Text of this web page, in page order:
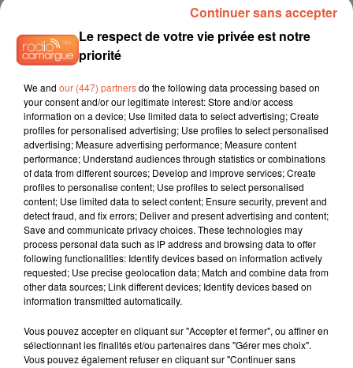
d'une « brigade sanitaire » chargée d'identifier les personnes
atteintes par le coronavirus et d'éviter l'apparition de
nouveaux foyers d'infection. Les brigades seront composées
principalement de salariés de l'Assurance maladie.
[source / le point]
Le respect de votre vie privée est notre
priorité
We and our (447) partnersdo the following data processing based on
your consent and/or our legitimate interest: Store and/or access
information on a device; Use limited data to select advertising; Create
profiles for personalised advertising; Use profiles to select personalised
advertising; Measure advertising performance; Measure content
performance; Understand audiences through statistics or combinations
of data from different sources; Develop and improve services; Create
profiles to personalise content; Use profiles to select personalised
content; Use limited data to select content; Ensure security, prevent and
detect fraud, and fix errors; Deliver and present advertising and content;
Save and communicate privacy choices. These technologies may
process personal data such as IP address and browsing data to offer
following functionalities: Identify devices based on information actively
requested; Use precise geolocation data; Match and combine data from
other data sources; Link different devices; Identify devices based on
information transmitted automatically.
Vous pouvez accepter en cliquant sur "Accepter et fermer", ou affiner en
sélectionnant les finalités et/ou partenaires dans "Gérer mes choix".
Vous pouvez également refuser en cliquant sur "Continuer sans
Continuer sans accepter